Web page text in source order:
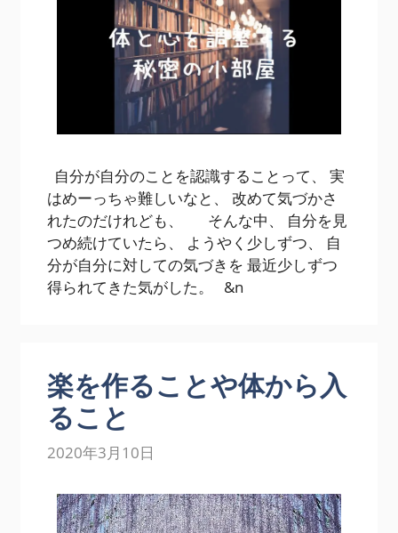
自分が自分のことを認識することって、 実
はめーっちゃ難しいなと、 改めて気づかさ
れたのだけれども、 そんな中、 自分を見
つめ続けていたら、 ようやく少しずつ、 自
分が自分に対しての気づきを 最近少しずつ
得られてきた気がした。 &n
楽を作ることや体から入
ること
2020年3月10日